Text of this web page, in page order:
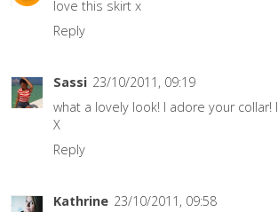
love this skirt x
Reply
Sassi 23/10/2011, 09:19
what a lovely look! I adore your collar!
X
Reply
Kathrine 23/10/2011, 09:58